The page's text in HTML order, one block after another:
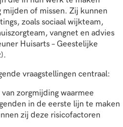
of missen. Zij kunnen
zoals sociaal wijkteam,
vangnet en advies
Huisarts – Geestelijke
vraagstellingen centraal:
zorgmijding waarmee
in de eerste lijn te maken
zij deze risicofactoren